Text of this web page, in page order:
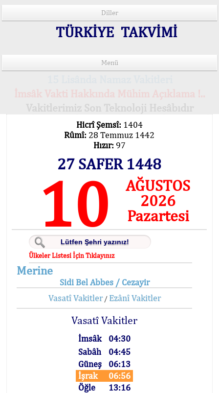
Diller
TÜRKİYE TAKVİMİ
Menü
Hicrî Şemsî: 1404
Rûmî: 28 Temmuz 1442
Hızır: 97
27 SAFER 1448
10
AĞUSTOS
2026
Pazartesi
Ülkeler Listesi İçin Tıklayınız
Merine
Sidi Bel Abbes / Cezayir
Vasatî Vakitler/ Ezânî Vakitler
Vasatî Vakitler
İmsâk
04:30
Sabâh
04:45
Güneş
06:13
İşrak
06:56
Öğle
13:16